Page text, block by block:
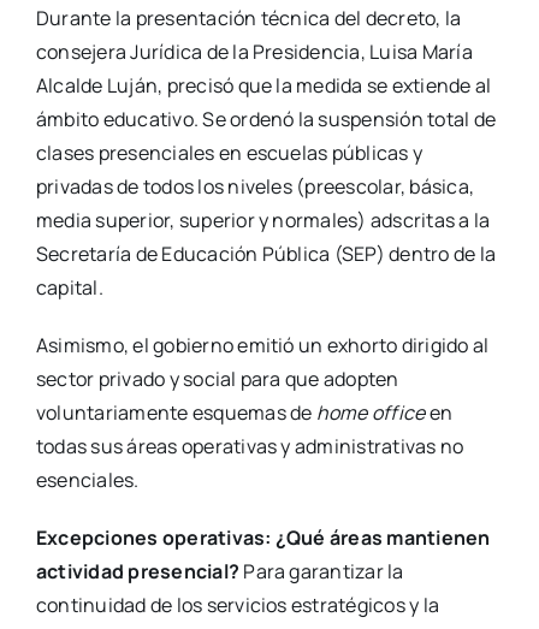
Durante la presentación técnica del decreto, la
consejera Jurídica de la Presidencia, Luisa María
Alcalde Luján, precisó que la medida se extiende al
ámbito educativo. Se ordenó la suspensión total de
clases presenciales en escuelas públicas y
privadas de todos los niveles (preescolar, básica,
media superior, superior y normales) adscritas a la
Secretaría de Educación Pública (SEP) dentro de la
capital.
Asimismo, el gobierno emitió un exhorto dirigido al
sector privado y social para que adopten
voluntariamente esquemas de home officeen
todas sus áreas operativas y administrativas no
esenciales.
Excepciones operativas: ¿Qué áreas mantienen
actividad presencial? Para garantizar la
continuidad de los servicios estratégicos y la